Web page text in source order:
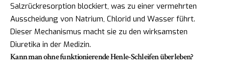
Salzrückresorption blockiert, was zu einer vermehrten
Ausscheidung von Natrium, Chlorid und Wasser führt.
Dieser Mechanismus macht sie zu den wirksamsten
Diuretika in der Medizin.
Kann man ohne funktionierende Henle-Schleifen überleben?